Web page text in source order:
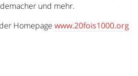
und mehr.
Homepage www.20fois1000.org